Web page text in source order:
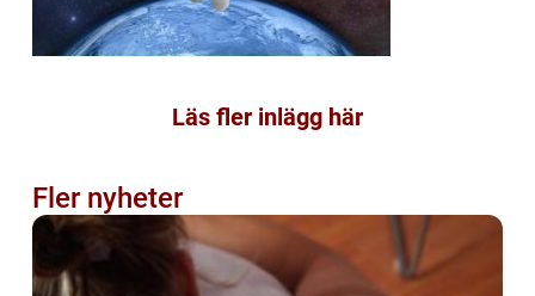
Läs fler inlägg här
Fler nyheter